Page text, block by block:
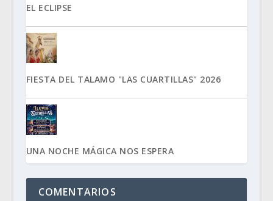
EL ECLIPSE
FIESTA DEL TALAMO "LAS CUARTILLAS" 2026
UNA NOCHE MÁGICA NOS ESPERA
COMENTARIOS